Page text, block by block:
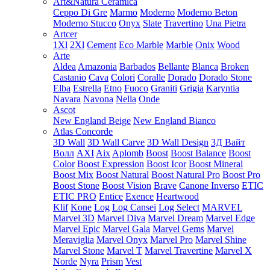
Ceppo Di Gre Marmo Moderno Moderno Beton
Moderno Stucco Onyx Slate Travertino Una Pietra
Artcer
1Xl 2Xl Cement Eco Marble Marble Onix Wood
Arte
Aldea Amazonia Barbados Bellante Blanca Broken
Castanio Cava Colori Coralle Dorado Dorado Stone
Elba Estrella Etno Fuoco Graniti Grigia Karyntia
Navara Navona Nella Onde
Ascot
New England Beige New England Bianco
Atlas Concorde
3D Wall 3D Wall Carve 3D Wall Design 3Д Вайт
Волл AXI Aix Aplomb Boost Boost Balance Boost
Color Boost Expression Boost Icor Boost Mineral
Boost Mix Boost Natural Boost Natural Pro Boost Pro
Boost Stone Boost Vision Brave Canone Inverso ETIC
ETIC PRO Entice Exence Heartwood
Klif Kone Log Log Cansei Log Select MARVEL
Marvel 3D Marvel Diva Marvel Dream Marvel Edge
Marvel Epic Marvel Gala Marvel Gems Marvel
Meraviglia Marvel Onyx Marvel Pro Marvel Shine
Marvel Stone Marvel T Marvel Travertine Marvel X
Norde Nyra Prism Vest